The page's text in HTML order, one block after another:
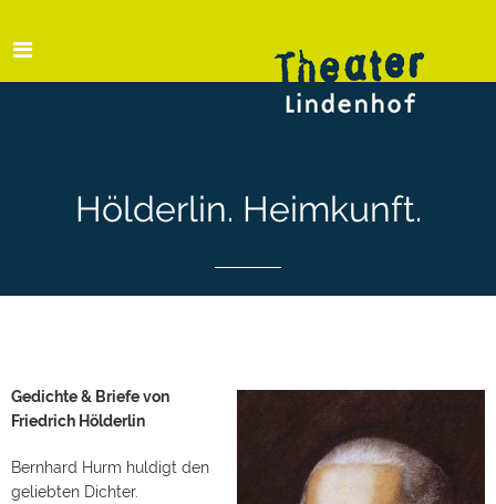
Hölderlin. Heimkunft.
Gedichte & Briefe von
Friedrich Hölderlin
Bernhard Hurm huldigt den
geliebten Dichter.